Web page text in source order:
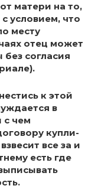
матери на то,
с условием, что
месту
отец может
согласия
к этой
в
с чем
купли-
все за и
есть где